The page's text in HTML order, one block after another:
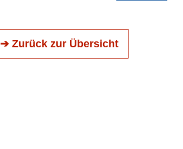
➔ Zurück zur Übersicht